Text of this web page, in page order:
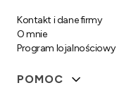
Kontakt i dane firmy
O mnie
Program lojalnościowy
POMOC